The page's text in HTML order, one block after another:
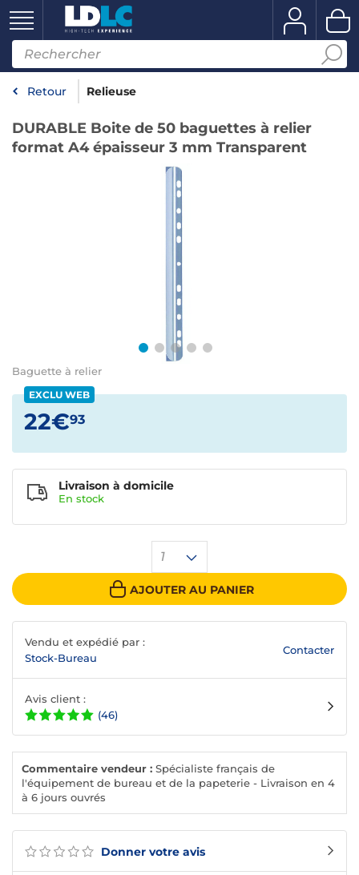
Retour Relieuse
DURABLE Boite de 50 baguettes à relier
format A4 épaisseur 3 mm Transparent
Baguette à relier
Donner votre avis
EXCLU WEB
22€93
1
AJOUTER AU PANIER
Livraison à domicile
En stock
Vendu et expédié par :
Stock-Bureau
Contacter
Avis client :
(46)
Commentaire vendeur : Spécialiste français de
l'équipement de bureau et de la papeterie - Livraison en 4
à 6 jours ouvrés